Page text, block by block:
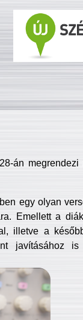
án
egy olyan
Emellett a
illetve a
javításához